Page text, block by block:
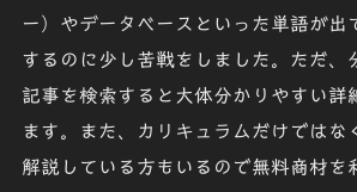
ー）やデータベースといった単語が出
するのに少し苦戦をしました。ただ、
記事を検索すると大体分かりやすい詳
ます。また、カリキュラムだけではな
解説している方もいるので無料商材を